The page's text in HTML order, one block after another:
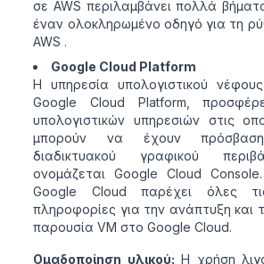
σε AWS περιλαμβάνει πολλά
έναν ολοκληρωμένο οδηγό για τη
AWS .
Google Cloud Platform
Η υπηρεσία υπολογιστικού
Google Cloud Platform,
υπολογιστικών υπηρεσιών στις
μπορούν να έχουν
διαδικτυακού γραφικού
ονομάζεται Google Cloud
Google Cloud παρέχει όλες
πληροφορίες για την ανάπτυξη και
παρουσία VM στο Google Cloud.
Ομαδοποίηση υλικού: Η χρήση